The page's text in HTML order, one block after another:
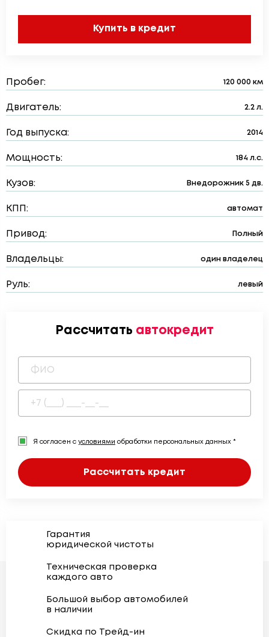
Купить в кредит
Пробег: 120 000 км
Двигатель: 2.2 л.
Год выпуска: 2014
Мощность: 184 л.с.
Кузов: Внедорожник 5 дв.
КПП: автомат
Привод: Полный
Владельцы: один владелец
Руль: левый
Рассчитать автокредит
Я согласен с условиями обработки персональных данных *
Рассчитать кредит
Гарантия
юридической чистоты
Техническая проверка
каждого авто
Большой выбор автомобилей
в наличии
Скидка по Трейд-ин